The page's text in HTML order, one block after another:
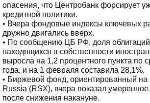
опасения, что Центробанк форсирует
кредитной политики.
• Вчера фондовые индексы ключевых
дружно двигались вверх.
• По сообщению ЦБ РФ, доля
находящихся в собственности
выросла на 1,2 процентного пункта по
года, и на 1 февраля составила 28,1%.
• Биржевой фонд, ориентированный на
Russia (RSX), вчера показал
после снижения накануне.